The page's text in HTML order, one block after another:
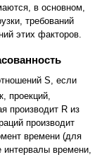
в основном,
требований
этих факторов.
S, если
проекций,
производит R из
производит
времени (для
интервалы времени,